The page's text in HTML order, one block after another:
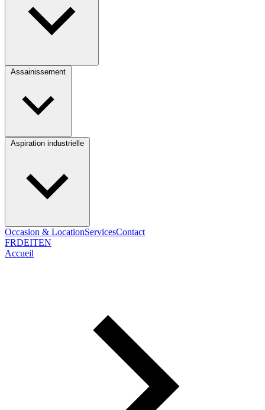
Occasion & LocationServicesContact
FRDEITEN
Accueil